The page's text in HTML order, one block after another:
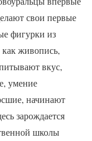
свои первые
фигурки из
живопись,
вкус,
умение
начинают
зарождается
школы